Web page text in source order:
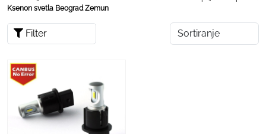
Ksenon svetla Beograd Zemun
Filter